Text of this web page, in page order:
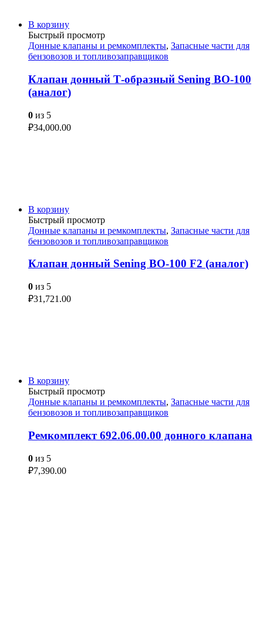
В корзину
Быстрый просмотр
Донные клапаны и ремкомплекты, Запасные части для
бензовозов и топливозаправщиков
Клапан донный Т-образный Sening BO-100
(аналог)
0 из 5
₽34,000.00
В корзину
Быстрый просмотр
Донные клапаны и ремкомплекты, Запасные части для
бензовозов и топливозаправщиков
Клапан донный Sening BO-100 F2 (аналог)
0 из 5
₽31,721.00
В корзину
Быстрый просмотр
Донные клапаны и ремкомплекты, Запасные части для
бензовозов и топливозаправщиков
Ремкомплект 692.06.00.00 донного клапана
0 из 5
₽7,390.00